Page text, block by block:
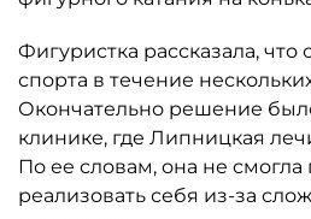
Фигуристка рассказала, что
спорта в течение
Окончательно решение
клинике, где Липницкая
По ее словам, она не смогла
реализовать себя из-за